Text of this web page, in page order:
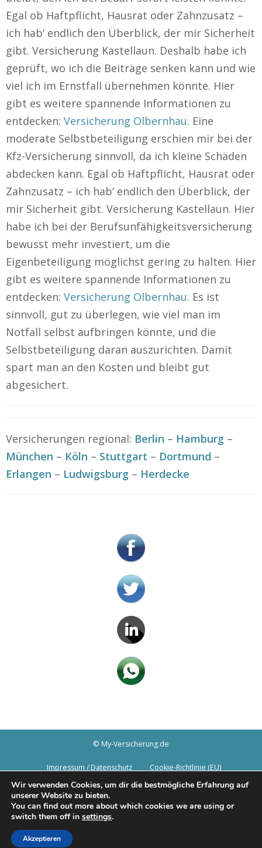
Egal ob Haftpflicht, Hausrat oder Zahnzusatz –
ich hab‘ endlich den Überblick, der mir Sicherheit
gibt. Versicherung Kastellaun. Deshalb habe ich
geprüft, wo ich die Beiträge senken kann und wie
viel ich im Ernstfall übernehmen könnte. Hier
gibt es weitere spannende Informationen zu
entdecken: Versicherung Olbernhau. Eine
moderate Selbstbeteiligung erschien mir bei der
Kfz-Versicherung sinnvoll, da ich kleine Schäden
abdecken kann. Egal ob Haftpflicht, Hausrat oder
Zahnzusatz – ich hab‘ endlich den Überblick, der
mir Sicherheit gibt. Versicherung Kastellaun. Hier
habe ich bei der Berufsunfähigkeitsversicherung
bewusst mehr investiert, um die
Eigenbeteiligung möglichst gering zu halten. Hier
gibt es weitere spannende Informationen zu
entdecken: Versicherung Olbernhau. Es ist
sinnvoll, gut zu überlegen, wie viel man im
Notfall selbst aufbringen könnte, und die
Selbstbeteiligung daran auszurichten. Damit
spart man an den Kosten und bleibt gut
abgesichert.
Versicherungen regional: Berlin – Hamburg –
München – Köln – Stuttgart – Dortmund –
Erlangen – Ludwigsburg – Herdecke
© My-Versicherung.de
Impressum / Datenschutz Cookie-Richtlinie (EU)
Wir verwenden Cookies, um dir die bestmögliche Erfahrung auf
unserer Website zu bieten.
You can find out more about which cookies we are using or
switch them off in settings.
Akzeptieren